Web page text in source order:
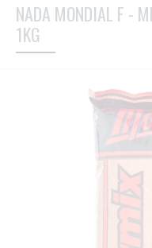
NADA MONDIAL F -
1KG